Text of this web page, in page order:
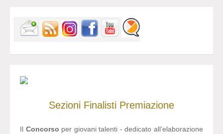
Sezioni Finalisti Premiazione
Il Concorso per giovani talenti - dedicato all’elaborazione